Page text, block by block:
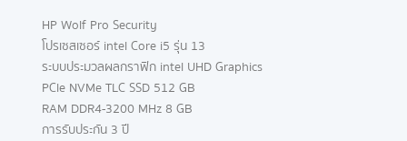
HP Wolf Pro Security
โปรเซสเซอร์ intel Core i5 รุ่น 13
ระบบประมวลผลกราฟิก intel UHD Graphics
PCle NVMe TLC SSD 512 GB
RAM DDR4-3200 MHz 8 GB
การรับประกัน 3 ปี